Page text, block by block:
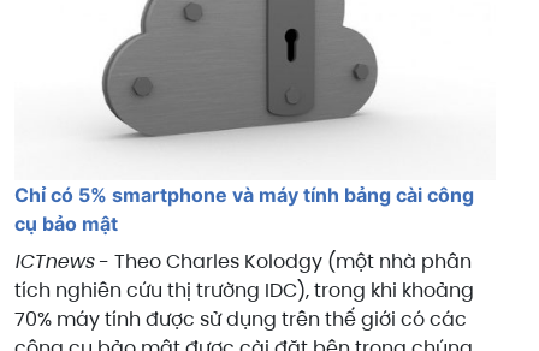
Chỉ có 5% smartphone và máy tính bảng cài công
cụ bảo mật
ICTnews- Theo Charles Kolodgy (một nhà phân
tích nghiên cứu thị trường IDC), trong khi khoảng
70% máy tính được sử dụng trên thế giới có các